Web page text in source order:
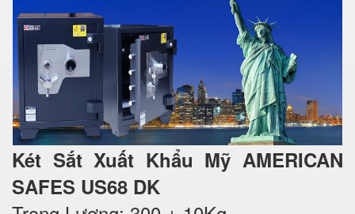
Két Sắt Xuất Khẩu Mỹ AMERICAN
SAFES US68 DK